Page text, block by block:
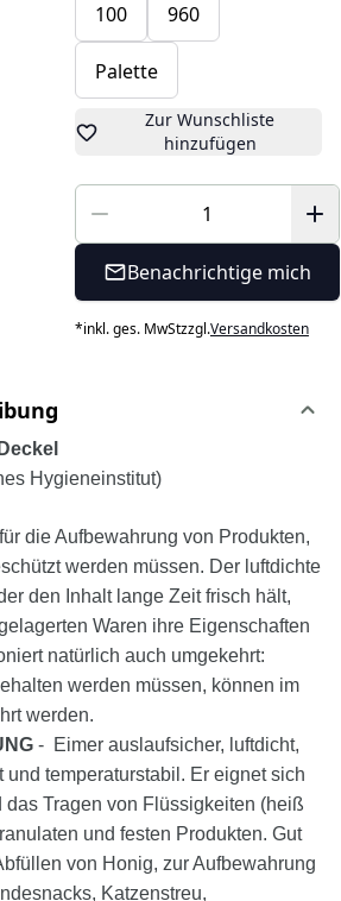
100 960
Palette
Zur Wunschliste
hinzufügen
Benachrichtige mich
*inkl. ges. MwStzzgl.Versandkosten
Hygieneinstitut)
die Aufbewahrung von Produkten,
werden müssen. Der luftdichte
den Inhalt lange Zeit frisch hält,
Waren ihre Eigenschaften
natürlich auch umgekehrt:
werden müssen, können im
werden.
- Eimer auslaufsicher, luftdicht,
temperaturstabil. Er eignet sich
das Tragen von Flüssigkeiten (heiß
und festen Produkten. Gut
von Honig, zur Aufbewahrung
Katzenstreu,